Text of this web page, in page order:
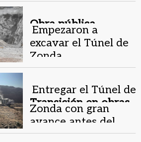
obreros en el Túnel
de Zonda
Obra pública .
Empezaron a
excavar el Túnel de
Zonda
Transición en obras .
Entregar el Túnel de
Zonda con gran
avance antes del
cambio de Gobierno,